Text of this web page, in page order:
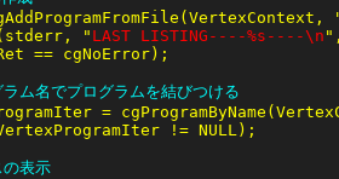
"
LAST LISTING----%s----\n
ム名でプログラムを結びつける
=
表示